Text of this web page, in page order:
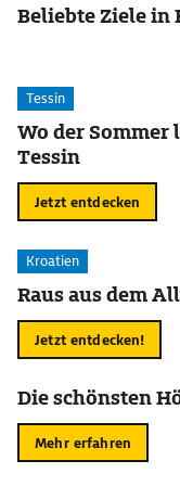
Beliebte Ziele in
Tessin
Wo der
Tessin
Jetzt entdecken
Kroatien
Raus aus dem
Jetzt entdecken!
Die schönsten
Mehr erfahren